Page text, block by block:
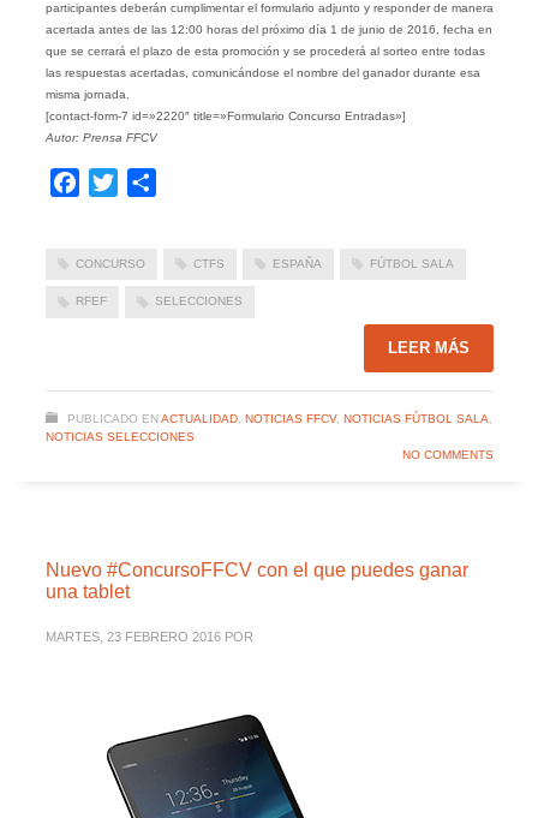
participantes deberán cumplimentar el formulario adjunto y responder de manera
acertada antes de las 12:00 horas del próximo día 1 de junio de 2016, fecha en
que se cerrará el plazo de esta promoción y se procederá al sorteo entre todas
las respuestas acertadas, comunicándose el nombre del ganador durante esa
misma jornada.
[contact-form-7 id=»2220″ title=»Formulario Concurso Entradas»]
Autor: Prensa FFCV
Facebook
Twitter
CONCURSO CTFS ESPAÑA FÚTBOL SALA
RFEF SELECCIONES
LEER MÁS
PUBLICADO EN ACTUALIDAD, NOTICIAS FFCV, NOTICIAS FÚTBOL SALA
NOTICIAS SELECCIONES
NO COMMENTS
Nuevo #ConcursoFFCV con el que puedes ganar
una tablet
MARTES, 23 FEBRERO 2016 POR